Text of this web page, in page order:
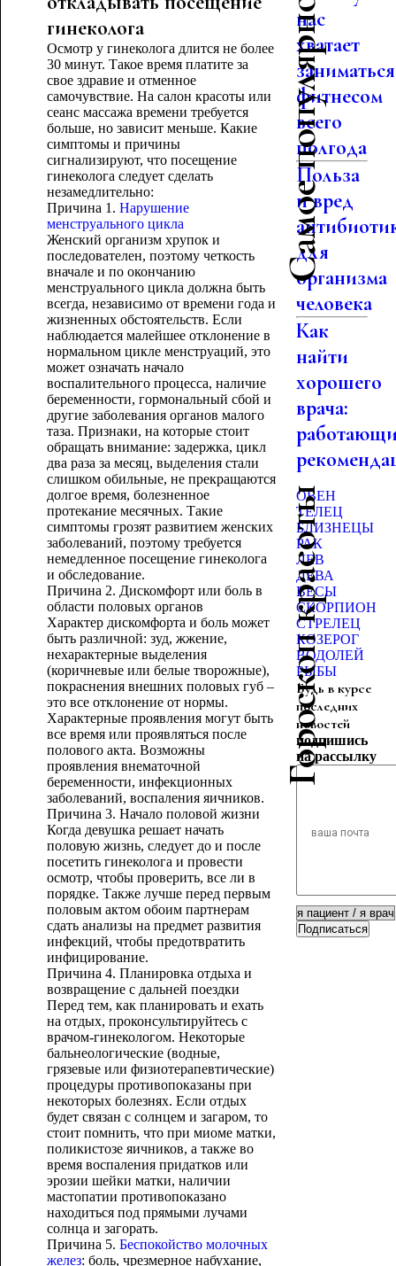
гинеколога
Осмотр у гинеколога длится не более
30 минут. Такое время платите за
свое здравие и отменное
самочувствие. На салон красоты или
сеанс массажа времени требуется
больше, но зависит меньше. Какие
симптомы и причины
сигнализируют, что посещение
гинеколога следует сделать
незамедлительно:
Причина 1. Нарушение
менструального цикла
Женский организм хрупок и
последователен, поэтому четкость
вначале и по окончанию
менструального цикла должна быть
всегда, независимо от времени года и
жизненных обстоятельств. Если
наблюдается малейшее отклонение в
нормальном цикле менструаций, это
может означать начало
воспалительного процесса, наличие
беременности, гормональный сбой и
другие заболевания органов малого
таза. Признаки, на которые стоит
обращать внимание: задержка, цикл
два раза за месяц, выделения стали
слишком обильные, не прекращаются
долгое время, болезненное
протекание месячных. Такие
симптомы грозят развитием женских
заболеваний, поэтому требуется
немедленное посещение гинеколога
и обследование.
Причина 2. Дискомфорт или боль в
области половых органов
Характер дискомфорта и боль может
быть различной: зуд, жжение,
нехарактерные выделения
(коричневые или белые творожные),
покраснения внешних половых губ –
это все отклонение от нормы.
Характерные проявления могут быть
все время или проявляться после
полового акта. Возможны
проявления внематочной
беременности, инфекционных
заболеваний, воспаления яичников.
Причина 3. Начало половой жизни
Когда девушка решает начать
половую жизнь, следует до и после
посетить гинеколога и провести
осмотр, чтобы проверить, все ли в
порядке. Также лучше перед первым
половым актом обоим партнерам
сдать анализы на предмет развития
инфекций, чтобы предотвратить
инфицирование.
Причина 4. Планировка отдыха и
возвращение с дальней поездки
Перед тем, как планировать и ехать
на отдых, проконсультируйтесь с
врачом-гинекологом. Некоторые
бальнеологические (водные,
грязевые или физиотерапевтические)
процедуры противопоказаны при
некоторых болезнях. Если отдых
будет связан с солнцем и загаром, то
стоит помнить, что при миоме матки,
поликистозе яичников, а также во
время воспаления придатков или
эрозии шейки матки, наличии
мастопатии противопоказано
находиться под прямыми лучами
солнца и загорать.
Причина 5. Беспокойство молочных
желез: боль, чрезмерное набухание,
Самое популярное
нас
хватает
заниматься
фитнесом
всего
полгода
Польза
и вред
для
организма
человека
Как
найти
хорошего
врача:
Гороскоп красоты
ОВЕН
ТЕЛЕЦ
БЛИЗНЕЦЫ
РАК
ЛЕВ
ДЕВА
ВЕСЫ
СКОРПИОН
СТРЕЛЕЦ
КОЗЕРОГ
ВОДОЛЕЙ
РЫБЫ
Будь в курсе
последних
новостей
подпишись
на рассылку
Подписаться